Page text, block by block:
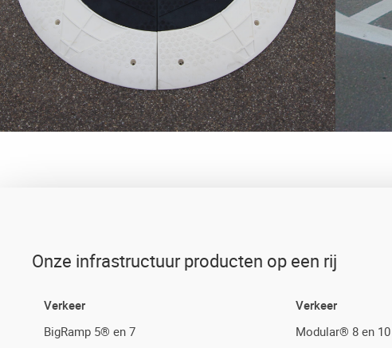
Onze infrastructuur producten op een rij
Verkeer
BigRamp 5® en 7
Verkeer
Modular® 8 en 10